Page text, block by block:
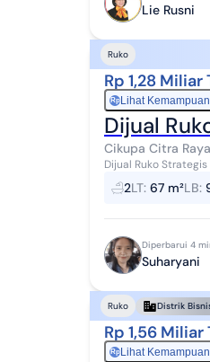
Lie Rusni
Ruko
Rp 1,28 Miliar
RpLihat
Dijual
Cikupa Citra
Dijual Ruko Strategis Super
(67,5 m²) * Luas
2LT: 67 m²LB:
Diperbarui 4
Suharyani
Ruko Distrik
Rp 1,56 Miliar
RpLihat